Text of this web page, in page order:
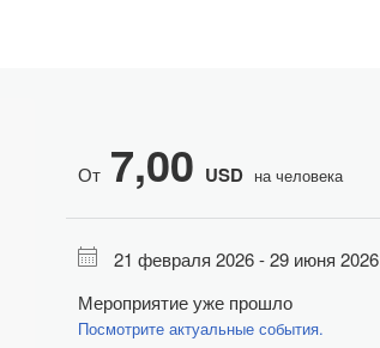
От 7,00 USD на человека
21 февраля 2026 - 29 июня 2026
Мероприятие уже прошло
Посмотрите актуальные события.